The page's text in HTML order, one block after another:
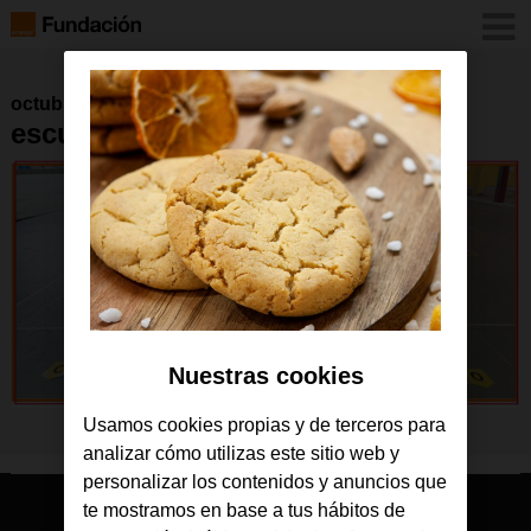
octubre 2025
escuelas
© Orange 2026
Nuestras cookies
Usamos cookies propias y de terceros para
analizar cómo utilizas este sitio web y
personalizar los contenidos y anuncios que
te mostramos en base a tus hábitos de